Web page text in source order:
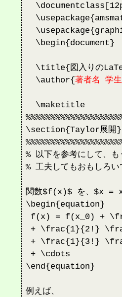
  \begin{document}
\title{図入りの
  \author{
著者名 学
  \maketitle
\section{Taylor展開}
% 以下を参考にして、
% 工夫してもおもしろい
関数$f(x)$ を、$x =
\begin{equation}
f(x) = f(x_0) +
+ \frac{1}{2!}
+ \frac{1}{3!}
+ \cdots
\end{equation}
例えば、